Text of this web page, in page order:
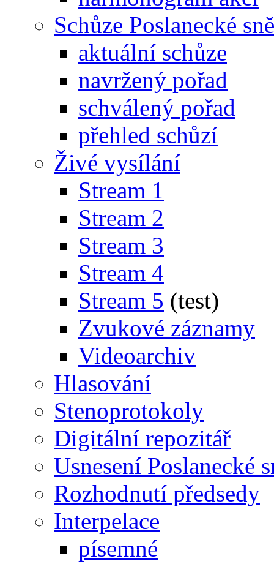
Schůze Poslanecké
aktuální schůze
navržený pořad
schválený pořad
přehled schůzí
Živé vysílání
Stream 1
Stream 2
Stream 3
Stream 4
Stream 5 (test)
Zvukové záznamy
Videoarchiv
Hlasování
Stenoprotokoly
Digitální repozitář
Usnesení Poslanecké
Rozhodnutí předsedy
Interpelace
písemné